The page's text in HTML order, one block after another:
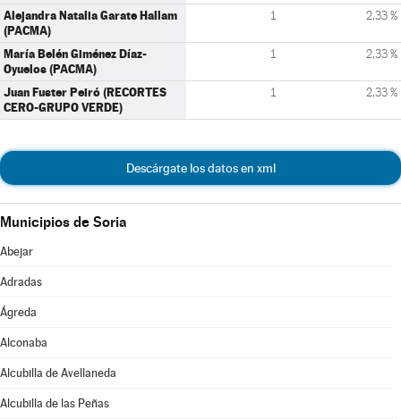
Alejandra Natalia Garate Hallam
(PACMA)
1 2,33 %
María Belén Giménez Díaz-
Oyuelos (PACMA)
1 2,33 %
Juan Fuster Peiró (RECORTES
CERO-GRUPO VERDE)
1 2,33 %
Descárgate los datos en xml
Municipios de Soria
Abejar
Adradas
Ágreda
Alconaba
Alcubilla de Avellaneda
Alcubilla de las Peñas